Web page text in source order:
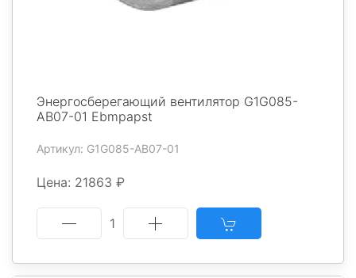
Энергосберегающий вентилятор G1G085-
AB07-01 Ebmpapst
Артикул: G1G085-AB07-01
Цена: 21863 ₽
1